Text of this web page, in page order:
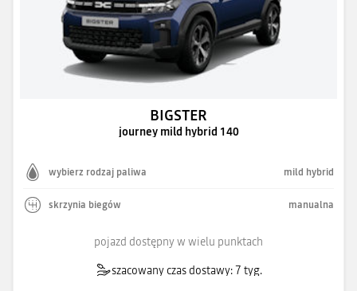
BIGSTER
journey mild hybrid 140
wybierz rodzaj paliwa mild hybrid
skrzynia biegów manualna
pojazd dostępny w wielu punktach
szacowany czas dostawy: 7 tyg.